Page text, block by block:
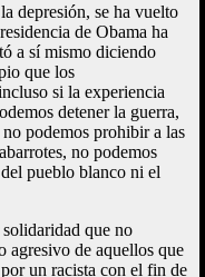
depresión, se ha vuelto
de Obama ha
a sí mismo diciendo
que los
si la experiencia
detener la guerra,
podemos prohibir a las
no podemos
pueblo blanco ni el
que no
agresivo de aquellos que
un racista con el fin de